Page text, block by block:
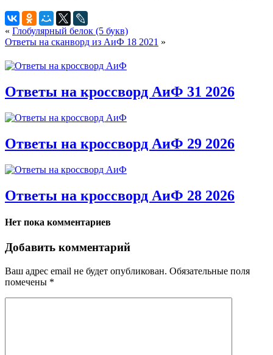
« Глобулярный белок (5 букв)
Ответы на сканворд из АиФ 18 2021 »
Ответы на кроссворд АиФ 31 2026
Ответы на кроссворд АиФ 29 2026
Ответы на кроссворд АиФ 28 2026
Нет пока комментариев
Добавить комментарий
Ваш адрес email не будет опубликован. Обязательные поля
помечены *